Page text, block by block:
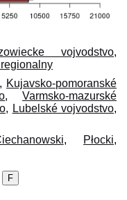
vojvodstvo,
Kujavsko-pomoranské
,Varmsko-mazurské
, Lubelské vojvodstvo,
, Płocki,
F